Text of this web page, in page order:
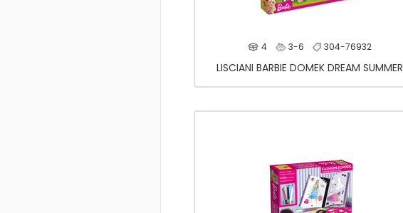
4 3-6 304-76932
LISCIANI BARBIE DOMEK DREAM SUMMER